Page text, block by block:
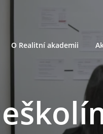
O Realitní akademii